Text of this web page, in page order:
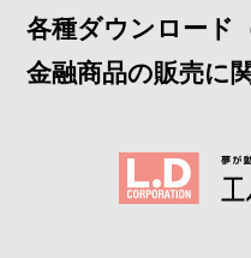
各種ダウンロード
金融商品の販売に